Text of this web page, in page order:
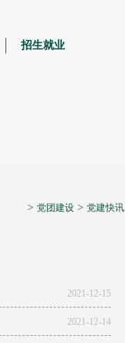
招生就业
> 党团建设 > 党建快讯
2021-12-15
2021-12-14